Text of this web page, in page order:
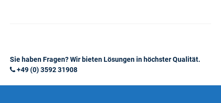
Sie haben Fragen? Wir bieten Lösungen in höchster Qualität.
+49 (0) 3592 31908